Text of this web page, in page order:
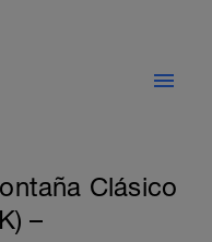
Clásico
–